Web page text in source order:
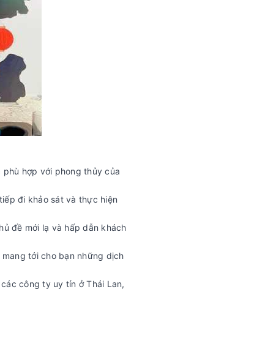
hợp với phong thủy của
đi khảo sát và thực hiện
đề mới lạ và hấp dẫn khách
tới cho bạn những dịch
công ty uy tín ở Thái Lan,